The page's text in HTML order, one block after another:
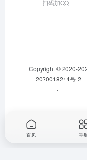
扫码加QQ
Copyright © 2020-
2020018244号-2
·
首页 导